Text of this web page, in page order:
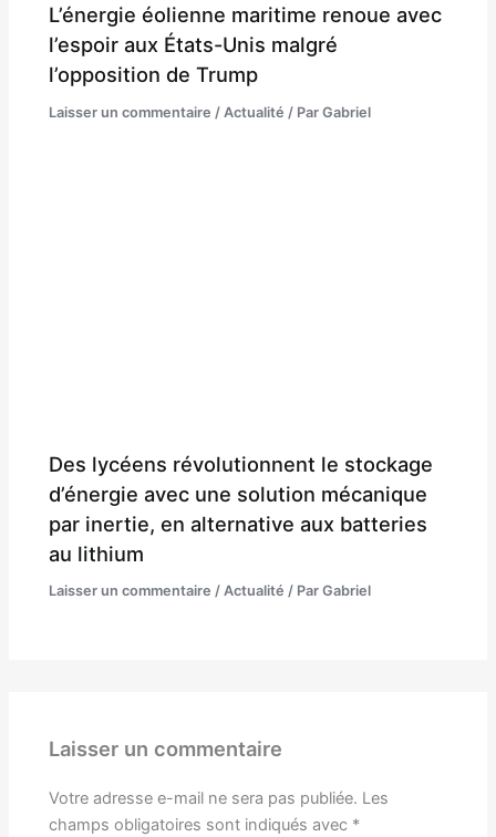
L’énergie éolienne maritime renoue avec
l’espoir aux États-Unis malgré
l’opposition de Trump
Laisser un commentaire / Actualité / ParGabriel
Des lycéens révolutionnent le stockage
d’énergie avec une solution mécanique
par inertie, en alternative aux batteries
au lithium
Laisser un commentaire /Actualité / ParGabriel
Laisser un commentaire
Votre adresse e-mail ne sera pas publiée. Les
champs obligatoires sont indiqués avec *